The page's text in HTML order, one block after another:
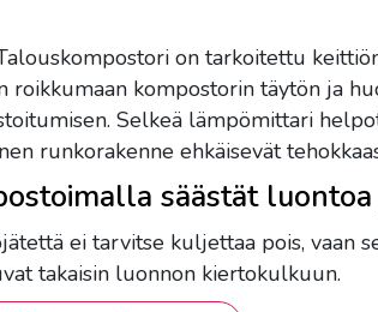
on tarkoitettu
roikkumaan kompostorin täytön ja
Selkeä lämpömittari
runkorakenne ehkäisevät
säästät luontoa
ei tarvitse kuljettaa pois, vaan
takaisin luonnon kiertokulkuun.